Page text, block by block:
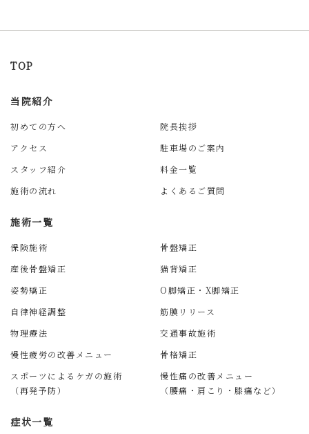
TOP
当院紹介
初めての方へ
院長挨拶
アクセス
駐車場のご案内
スタッフ紹介
料金一覧
施術の流れ
よくあるご質問
施術一覧
保険施術
骨盤矯正
産後骨盤矯正
猫背矯正
姿勢矯正
O脚矯正・X脚矯正
自律神経調整
筋膜リリース
物理療法
交通事故施術
慢性疲労の改善メニュー
骨格矯正
スポーツによるケガの施術
（再発予防）
慢性痛の改善メニュー
（腰痛・肩こり・膝痛など）
症状一覧